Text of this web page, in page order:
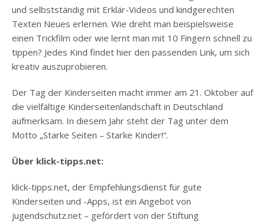
und selbstständig mit Erklär-Videos und kindgerechten
Texten Neues erlernen. Wie dreht man beispielsweise
einen Trickfilm oder wie lernt man mit 10 Fingern schnell zu
tippen? Jedes Kind findet hier den passenden Link, um sich
kreativ auszuprobieren.
Der Tag der Kinderseiten macht immer am 21. Oktober auf
die vielfältige Kinderseitenlandschaft in Deutschland
aufmerksam. In diesem Jahr steht der Tag unter dem
Motto „Starke Seiten – Starke Kinder!“.
Über klick-tipps.net:
klick-tipps.net, der Empfehlungsdienst für gute
Kinderseiten und -Apps, ist ein Angebot von
jugendschutz.net – gefördert von der Stiftung